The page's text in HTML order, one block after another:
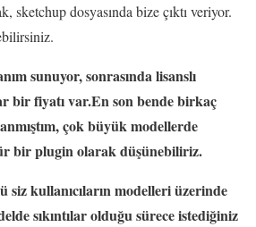
sketchup dosyasında bize çıktı veriyor.
sunuyor, sonrasında lisanslı
bir fiyatı var.En son bende birkaç
çok büyük modellerde
bir plugin olarak düşünebiliriz.
siz kullanıcıların modelleri üzerinde
sıkıntılar olduğu sürece istediğiniz